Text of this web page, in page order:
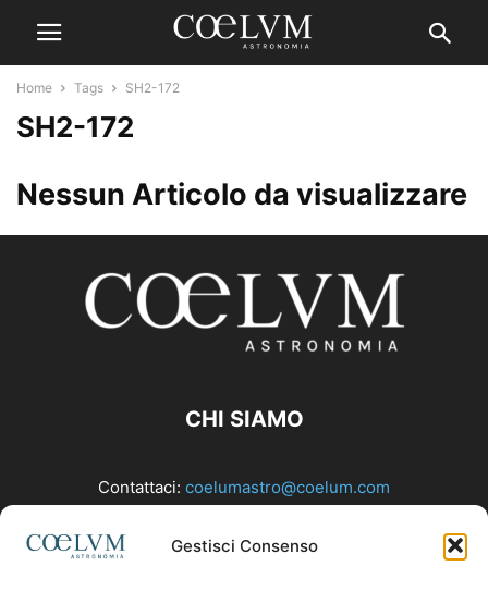
Gestisci Consenso
Home Tags SH2-172
SH2-172
Nessun Articolo da visualizzare
CHI SIAMO
Contattaci: coelumastro@coelum.com
SEGUICI